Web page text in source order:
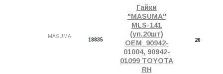
MASUMA
18835
Гайки
"MASUMA"
MLS-141
(уп.20шт)
OEM_90942-
01004, 90942-
01099 TOYOTA
RH
20